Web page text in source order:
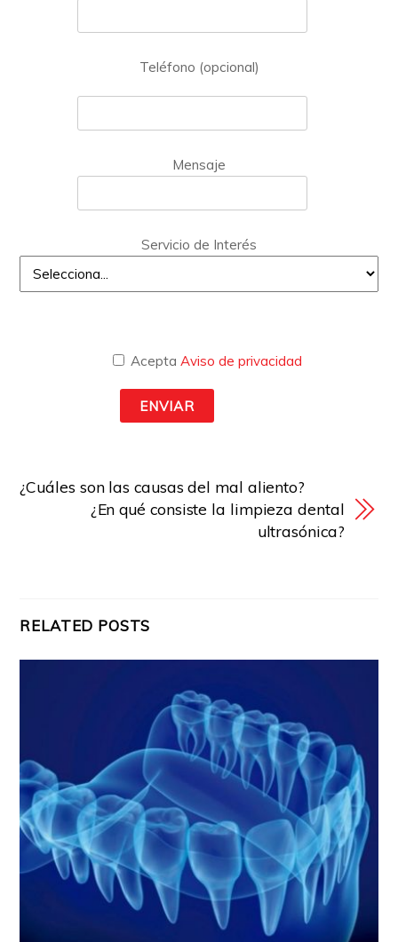
Teléfono (opcional)
Mensaje
Servicio de Interés
Acepta Aviso de privacidad
¿Cuáles son las causas del mal aliento?
¿En qué consiste la limpieza dental
ultrasónica?
RELATED POSTS